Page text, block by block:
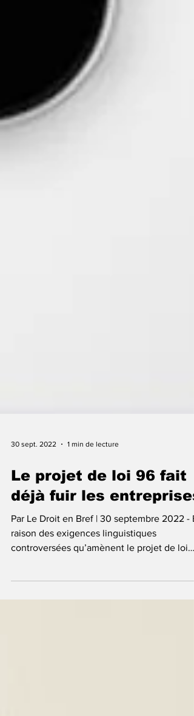
Le projet de loi 96 fait
déjà fuir les entreprises
Par Le Droit en Bref | 30 septembre 2022 -
raison des exigences linguistiques
96,...